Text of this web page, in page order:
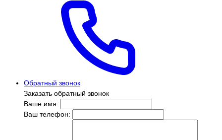
Обратный звонок
Заказать обратный звонок
Ваше имя:
Ваш телефон: